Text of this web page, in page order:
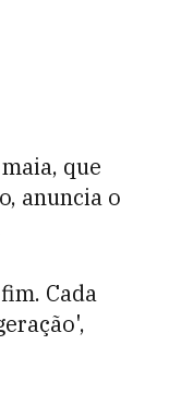
que
anuncia o
Cada